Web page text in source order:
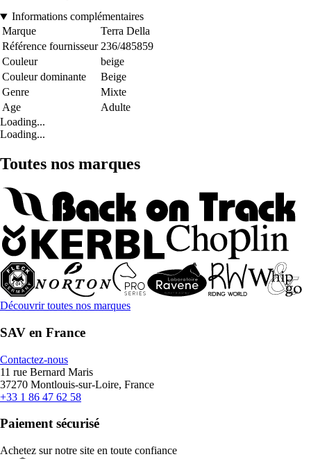
Informations complémentaires
Marque
Terra Della
Référence fournisseur 236/485859
Couleur
beige
Couleur dominante
Beige
Genre
Mixte
Age
Adulte
Loading...
Loading...
Toutes nos marques
Découvrir toutes nos marques
SAV en France
Contactez-nous
11 rue Bernard Maris
37270 Montlouis-sur-Loire, France
+33 1 86 47 62 58
Paiement sécurisé
Achetez sur notre site en toute confiance